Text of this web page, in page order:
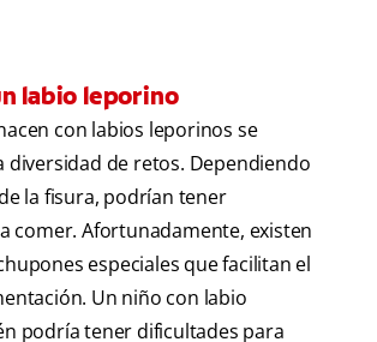
labio leporino
con labios leporinos se
diversidad de retos. Dependiendo
la fisura, podrían tener
comer. Afortunadamente, existen
especiales que facilitan el
Un niño con labio
podría tener dificultades para